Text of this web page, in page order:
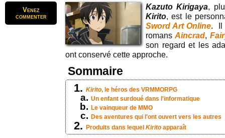
Venez
commenter
Kazuto Kirigaya,
Kirito, est le
Sword Art Online. Il
romansAincrad,
son regard et les
ont conservé cette approche.
Sommaire
Kirito, le héros des VRMMORPG
Un enfant surdoué dans l'informatique
Le vainqueur de MMO
Des aventures qui l'ont ouvert vers les autres
Produits dans lequel Kirito apparaît